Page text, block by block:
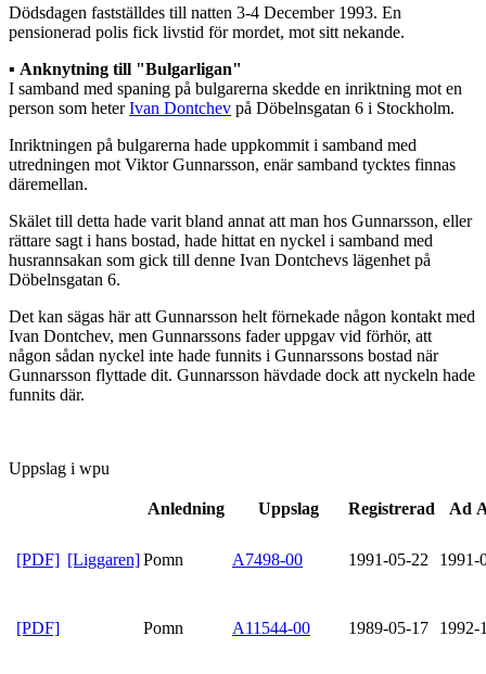
Dödsdagen fastställdes till natten 3-4 December 1993. En
pensionerad polis fick livstid för mordet, mot sitt nekande.
▪︎ Anknytning till "Bulgarligan"
I samband med spaning på bulgarerna skedde en inriktning mot en
person som heterIvan Dontchev på Döbelnsgatan 6 i Stockholm.
Inriktningen på bulgarerna hade uppkommit i samband med
utredningen mot Viktor Gunnarsson, enär samband tycktes finnas
däremellan.
Skälet till detta hade varit bland annat att man hos Gunnarsson, eller
rättare sagt i hans bostad, hade hittat en nyckel i samband med
husrannsakan som gick till denne Ivan Dontchevs lägenhet på
Döbelnsgatan 6.
Det kan sägas här att Gunnarsson helt förnekade någon kontakt med
Ivan Dontchev, men Gunnarssons fader uppgav vid förhör, att
någon sådan nyckel inte hade funnits i Gunnarssons bostad när
Gunnarsson flyttade dit. Gunnarsson hävdade dock att nyckeln hade
funnits där.
Uppslag i wpu
Anledning Uppslag Registrerad Ad
[PDF] [Liggaren] Pomn A7498-00 1991-05-22 1991-
[PDF] Pomn A11544-00 1989-05-17 1992-